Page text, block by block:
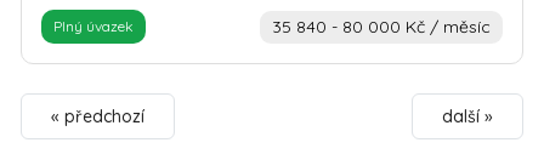
Plný úvazek 35 840 - 80 000 Kč / měsíc
« předchozí další »